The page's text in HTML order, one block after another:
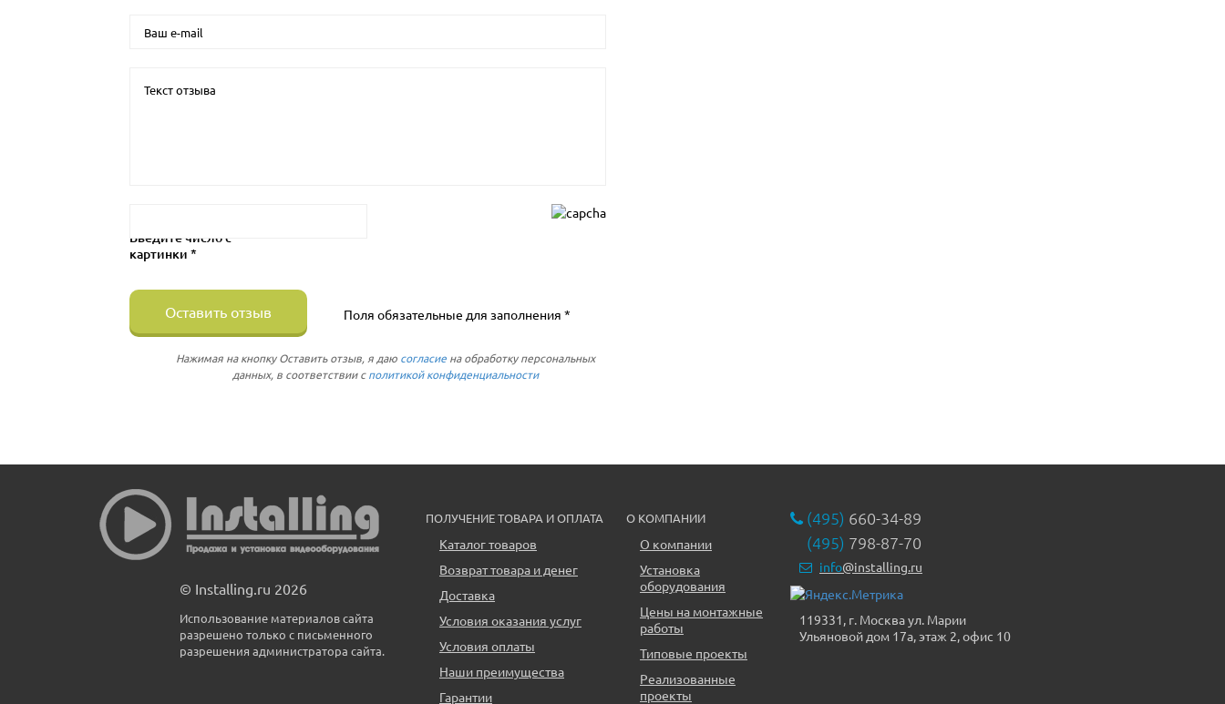
Введите число с
картинки *
Оставить отзыв Поля обязательные для заполнения *
Нажимая на кнопку Оставить отзыв, я даю согласие на обработку персональных
данных, в соответствии сполитикой конфиденциальности
© Installing.ru 2026
Использование материалов сайта
разрешено только с письменного
разрешения администратора сайта.
ПОЛУЧЕНИЕ ТОВАРА И ОПЛАТА
Каталог товаров
Возврат товара и денег
Доставка
Условия оказания услуг
Условия оплаты
Наши преимущества
Гарантии
О КОМПАНИИ
О компании
Установка
оборудования
Цены на монтажные
работы
Типовые проекты
Реализованные
проекты
(495) 660-34-89
(495) 798-87-70
info@installing.ru
119331, г. Москва ул. Марии
Ульяновой дом 17а, этаж 2, офис 10